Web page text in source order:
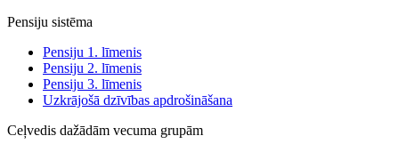
Pensiju sistēma
Pensiju 1. līmenis
Pensiju 2. līmenis
Pensiju 3. līmenis
Uzkrājošā dzīvības apdrošināšana
Ceļvedis dažādām vecuma grupām